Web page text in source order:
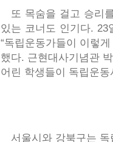
또 목숨을 걸고 승리
있는 코너도 인기다. 23
“독립운동가들이 이렇
했다. 근현대사기념관
어린 학생들이 독립운
서울시와 강북구는 독